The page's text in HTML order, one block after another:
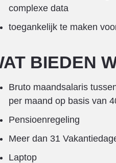
complexe data
toegankelijk te maken
BIEDEN
Bruto maandsalaris
per maand op basis van
Pensioenregeling
Meer dan 31
Laptop